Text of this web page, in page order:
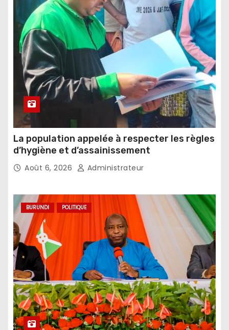
La population appelée à respecter les règles
d’hygiène et d’assainissement
Août 6, 2026 Administrateur
BURUNDI POLITIQUE